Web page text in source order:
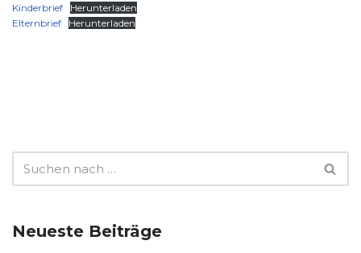
Kinderbrief
Herunterladen
Elternbrief
Herunterladen
Neueste Beiträge